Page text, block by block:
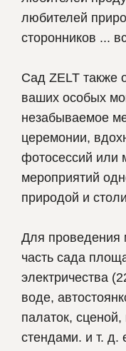
любителей
сторонников ...
Сад ZELT также
ваших особых
незабываемое
церемонии,
фотосессий или
мероприятий
природой и
Для проведения
часть сада
электричества
воде,
палаток,
стендами. и т. д.